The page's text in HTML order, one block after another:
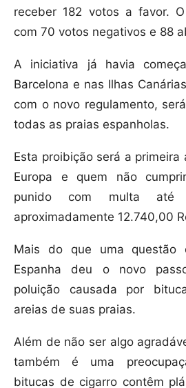
receber 182 votos a favor.
com 70 votos negativos e 88
A iniciativa já havia
Barcelona e nas Ilhas
com o novo regulamento,
todas as praias espanholas.
Esta proibição será a
Europa e quem não
punido com multa
aproximadamente 12.740,00
Mais do que uma questão
Espanha deu o novo
poluição causada por
areias de suas praias.
Além de não ser algo
também é uma
bitucas de cigarro contêm